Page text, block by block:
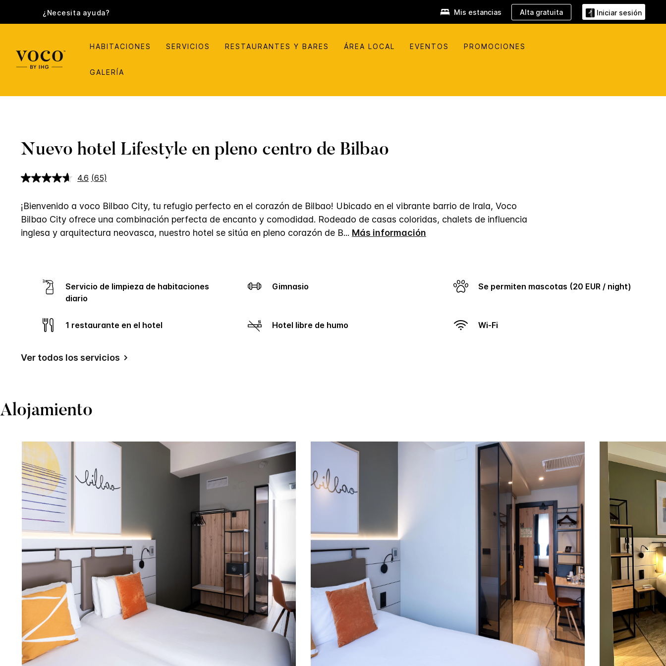
¿Necesita ayuda? Mis estancias Alta gratuita Iniciar sesión
HABITACIONES SERVICIOS RESTAURANTES Y BARES ÁREA LOCAL EVENTOS PROMOCIONES
GALERÍA
Nuevo hotel Lifestyle en pleno centro de Bilbao
4.6 Lea
Enlace
la
misma
página.
(65)
¡Bienvenido a voco Bilbao City, tu refugio perfecto en el corazón de Bilbao! Ubicado en el vibrante barrio de Irala, Voco
Bilbao City ofrece una combinación perfecta de encanto y comodidad. Rodeado de casas coloridas, chalets de influencia
inglesa y arquitectura neovasca, nuestro hotel se sitúa en pleno corazón de B... Más información
Servicio de limpieza de habitaciones
diario
Gimnasio Se permiten mascotas (20 EUR / night)
1 restaurante en el hotel Hotel libre de humo Wi-Fi
Ver todos los servicios
Alojamiento